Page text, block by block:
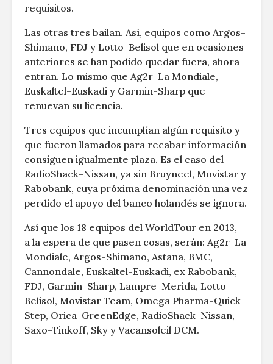
requisitos.
Las otras tres bailan. Así, equipos como Argos-
Shimano, FDJ y Lotto-Belisol que en ocasiones
anteriores se han podido quedar fuera, ahora
entran. Lo mismo que Ag2r-La Mondiale,
Euskaltel-Euskadi y Garmin-Sharp que
renuevan su licencia.
Tres equipos que incumplían algún requisito y
que fueron llamados para recabar información
consiguen igualmente plaza. Es el caso del
RadioShack-Nissan, ya sin Bruyneel, Movistar y
Rabobank, cuya próxima denominación una vez
perdido el apoyo del banco holandés se ignora.
Así que los 18 equipos del WorldTour en 2013,
a la espera de que pasen cosas, serán: Ag2r-La
Mondiale, Argos-Shimano, Astana, BMC,
Cannondale, Euskaltel-Euskadi, ex Rabobank,
FDJ, Garmin-Sharp, Lampre-Merida, Lotto-
Belisol, Movistar Team, Omega Pharma-Quick
Step, Orica-GreenEdge, RadioShack-Nissan,
Saxo-Tinkoff, Sky y Vacansoleil DCM.